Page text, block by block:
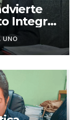
Integral
para
UNO